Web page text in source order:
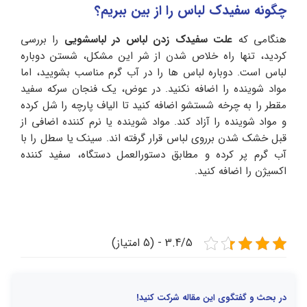
چگونه سفیدک لباس را از بین ببریم؟
هنگامی که علت سفیدک زدن لباس در لباسشویی را بررسی
کردید، تنها راه خلاص شدن از شر این مشکل، شستن دوباره
لباس است. دوباره لباس ها را در آب گرم مناسب بشویید، اما
مواد شوینده را اضافه نکنید. در عوض، یک فنجان سرکه سفید
مقطر را به چرخه شستشو اضافه کنید تا الیاف پارچه را شل کرده
و مواد شوینده را آزاد کند. مواد شوینده یا نرم کننده اضافی از
قبل خشک شدن برروی لباس قرار گرفته اند. سینک یا سطل را با
آب گرم پر کرده و مطابق دستورالعمل دستگاه، سفید کننده
اکسیژن را اضافه کنید.
3.4/5 - (5 امتیاز)
در بحث و گفتگوی این مقاله شرکت کنید!